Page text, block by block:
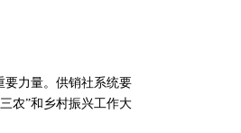
力量。供销社系统要
农”和乡村振兴工作大